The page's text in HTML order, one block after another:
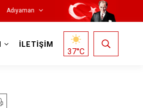
Adıyaman
İLETİŞİM
37°C